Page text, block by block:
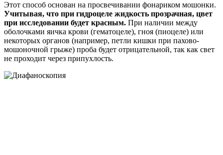
Этот способ основан на просвечивании фонариком мошонки.
Учитывая, что при гидроцеле жидкость прозрачная, цвет
при исследовании будет красным. При наличии между
оболочками яичка крови (гематоцеле), гноя (пиоцеле) или
некоторых органов (например, петли кишки при пахово-
мошоночной грыже) проба будет отрицательной, так как свет
не проходит через припухлость.